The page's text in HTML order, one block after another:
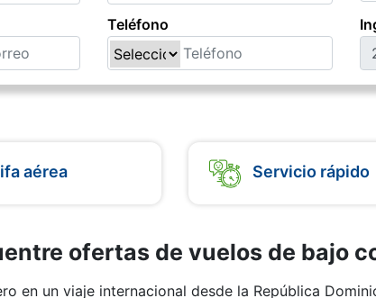
Teléfono
aérea Servicio rápido
ofertas de vuelos de bajo
en un viaje internacional desde la República